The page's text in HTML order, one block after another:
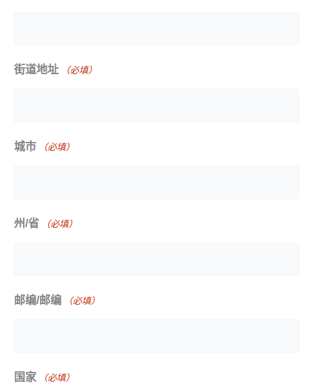
街道地址 （必填）
城市 （必填）
州/省 （必填）
邮编/邮编 （必填）
国家 （必填）